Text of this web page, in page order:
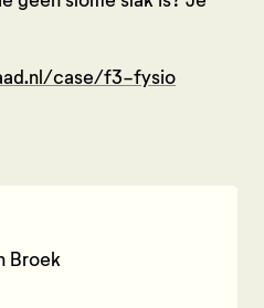
case/f3-fysio
Broek